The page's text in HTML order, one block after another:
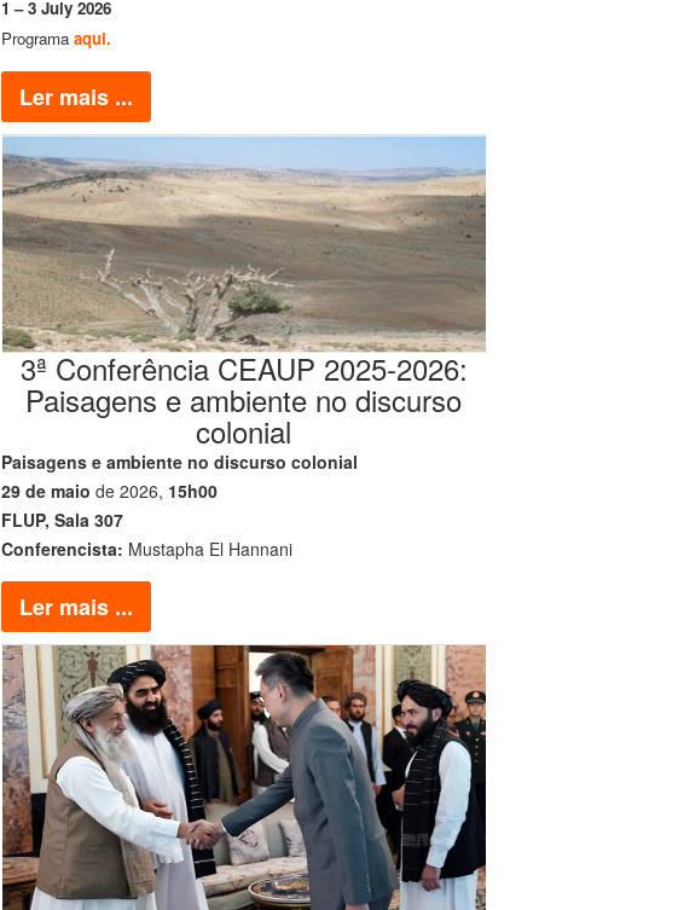
1 – 3 July 2026
Programa aqui.
Ler mais ...
3ª Conferência CEAUP 2025-2026:
Paisagens e ambiente no discurso
colonial
Paisagens e ambiente no discurso colonial
29 de maio de 2026, 15h00
FLUP, Sala 307
Conferencista: Mustapha El Hannani
Ler mais ...